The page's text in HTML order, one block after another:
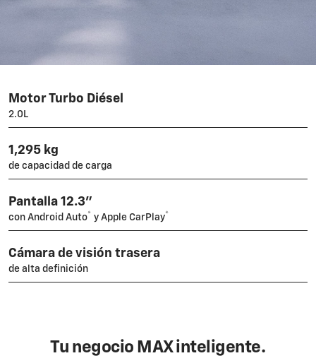
Motor Turbo Diésel
2.0L
1,295 kg
de capacidad de carga
Pantalla 12.3"
con Android Auto® y Apple CarPlay®
Cámara de visión trasera
de alta definición
Tu negocio MAX inteligente.